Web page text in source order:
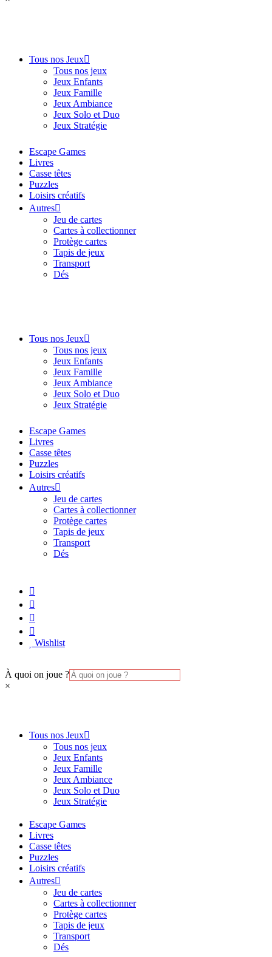
Tous nos Jeux
Tous nos jeux
Jeux Enfants
Jeux Famille
Jeux Ambiance
Jeux Solo et Duo
Jeux Stratégie
Escape Games
Livres
Casse têtes
Puzzles
Loisirs créatifs
Autres
Jeu de cartes
Cartes à collectionner
Protège cartes
Tapis de jeux
Transport
Dés
Tous nos Jeux
Tous nos jeux
Jeux Enfants
Jeux Famille
Jeux Ambiance
Jeux Solo et Duo
Jeux Stratégie
Escape Games
Livres
Casse têtes
Puzzles
Loisirs créatifs
Autres
Jeu de cartes
Cartes à collectionner
Protège cartes
Tapis de jeux
Transport
Dés
Wishlist
À quoi on joue ?
×
Tous nos Jeux
Tous nos jeux
Jeux Enfants
Jeux Famille
Jeux Ambiance
Jeux Solo et Duo
Jeux Stratégie
Escape Games
Livres
Casse têtes
Puzzles
Loisirs créatifs
Autres
Jeu de cartes
Cartes à collectionner
Protège cartes
Tapis de jeux
Transport
Dés